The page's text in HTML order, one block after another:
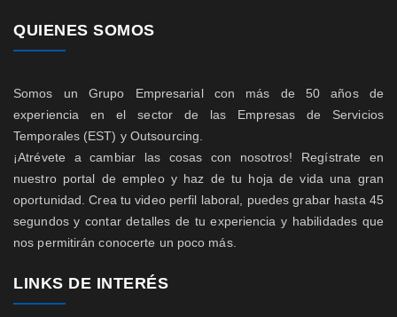
QUIENES SOMOS
Somos un Grupo Empresarial con más de 50 años de
experiencia en el sector de las Empresas de Servicios
Temporales (EST) y Outsourcing.
¡Atrévete a cambiar las cosas con nosotros! Regístrate en
nuestro portal de empleo y haz de tu hoja de vida una gran
oportunidad. Crea tu video perfil laboral, puedes grabar hasta 45
segundos y contar detalles de tu experiencia y habilidades que
nos permitirán conocerte un poco más.
LINKS DE INTERÉS